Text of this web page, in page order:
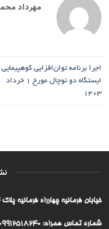
مهرداد
اجرا برنامه توان‌افزایی کوهپیمایی
ایستگاه دو توچال مورخ ۱ خرداد
۱۴۰۳
خیابان فرمانیه چهارراه فرمانیه پلاک ۴ واحد ۲
شماره تماس همراه: 09912518240